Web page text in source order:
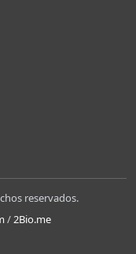
reservados.
/2Bio.me